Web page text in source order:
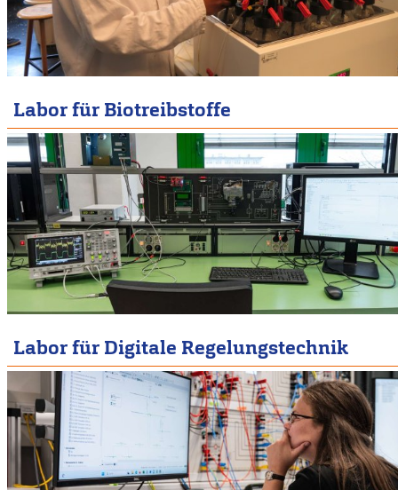
Labor für Biotreibstoffe
Labor für Digitale Regelungstechnik